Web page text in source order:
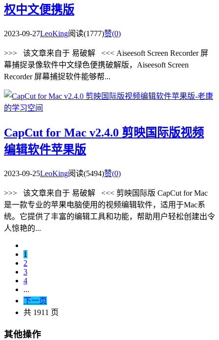
权中文便携版
2023-09-27LeoKing阅读(1777)赞(0)
>>> 该文章来自于 易破解 <<< Aiseesoft Screen Recorder 屏
幕捕捉录像软件中文绿色便携破解版，Aiseesoft Screen
Recorder 屏幕捕捉软件能够帮...
CapCut for Mac v2.4.0 剪映国际版视频
编辑软件苹果版
2023-09-25LeoKing阅读(5494)赞(0)
>>> 该文章来自于 易破解 <<< 剪映国际版 CapCut for Mac
是一款专业的苹果电脑使用的视频编辑软件，适用于Mac系
统。它提供了丰富的编辑工具和功能，帮助用户轻松创建出令
人惊艳的...
1
2
3
4
...
下一页
共 1911 页
其他操作